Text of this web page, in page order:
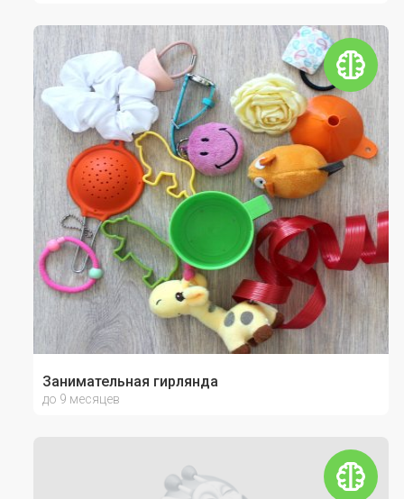
Занимательная гирлянда
до 9 месяцев